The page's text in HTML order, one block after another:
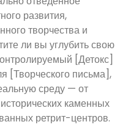
развития,
творчества и
ли вы углубить свою
[Детокс]
[Творческого письма],
среду — от
каменных
ретрит-центров.